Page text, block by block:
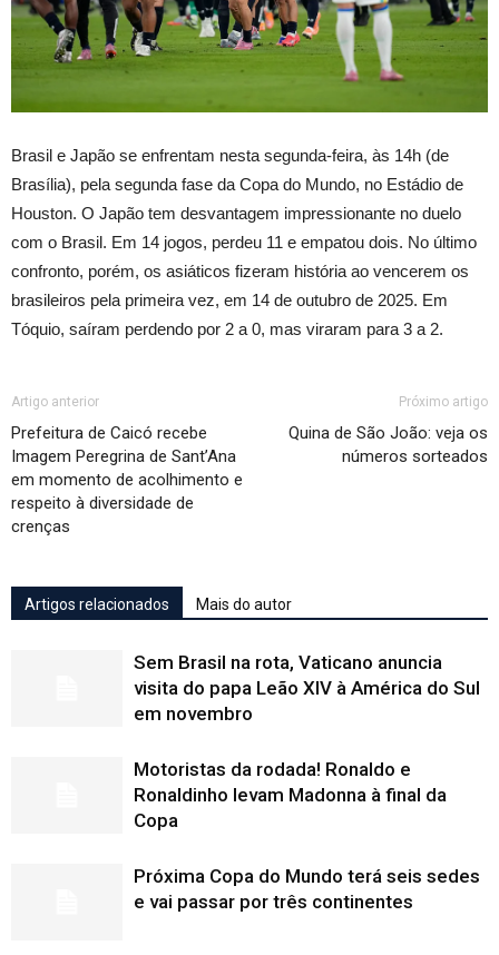
Brasil e Japão se enfrentam nesta segunda-feira, às 14h (de
Brasília), pela segunda fase da Copa do Mundo, no Estádio de
Houston. O Japão tem desvantagem impressionante no duelo
com o Brasil. Em 14 jogos, perdeu 11 e empatou dois. No último
confronto, porém, os asiáticos fizeram história ao vencerem os
brasileiros pela primeira vez, em 14 de outubro de 2025. Em
Tóquio, saíram perdendo por 2 a 0, mas viraram para 3 a 2.
Artigo anterior
Prefeitura de Caicó recebe
Imagem Peregrina de Sant’Ana
em momento de acolhimento e
respeito à diversidade de
crenças
Próximo artigo
Quina de São João: veja os
números sorteados
Artigos relacionados Mais do autor
Sem Brasil na rota, Vaticano anuncia
visita do papa Leão XIV à América do Sul
em novembro
Motoristas da rodada! Ronaldo e
Ronaldinho levam Madonna à final da
Copa
Próxima Copa do Mundo terá seis sedes
e vai passar por três continentes